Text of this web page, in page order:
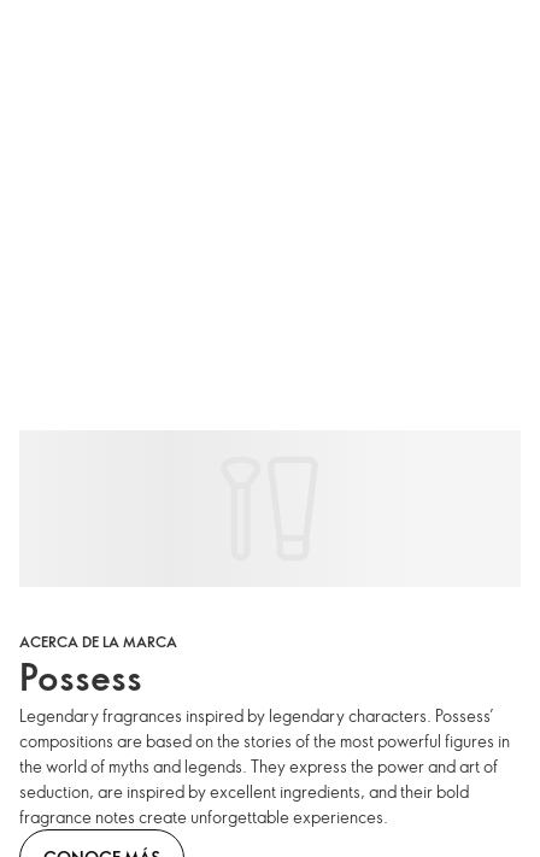
ACERCA DE LA MARCA
Possess
Legendary fragrances inspired by legendary characters. Possess’
compositions are based on the stories of the most powerful figures in
the world of myths and legends. They express the power and art of
seduction, are inspired by excellent ingredients, and their bold
fragrance notes create unforgettable experiences.